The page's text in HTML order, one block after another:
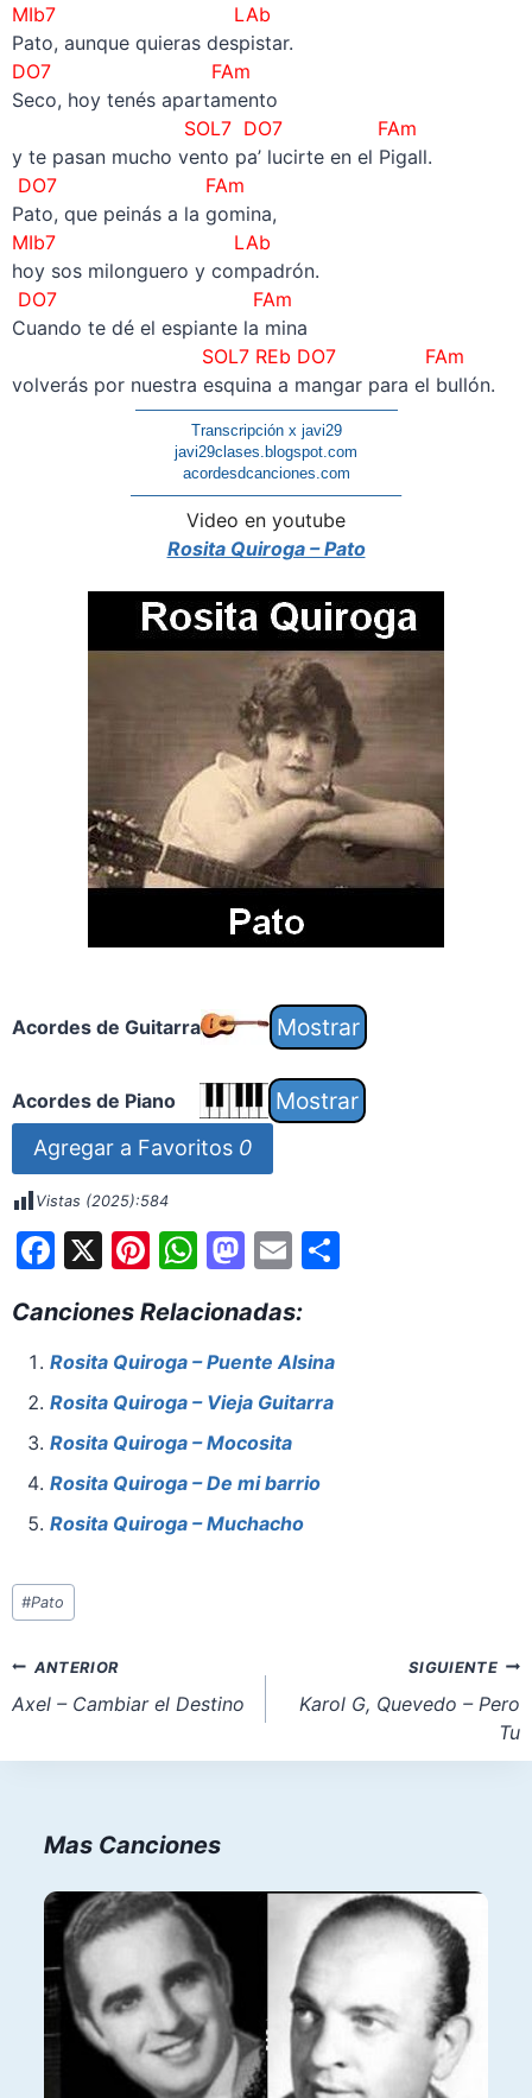
MIb7 LAb
Pato, aunque quieras despistar.
DO7 FAm
Seco, hoy tenés apartamento
SOL7 DO7 FAm
y te pasan mucho vento pa’ lucirte en el Pigall.
DO7 FAm
Pato, que peinás a la gomina,
MIb7 LAb
hoy sos milonguero y compadrón.
DO7 FAm
Cuando te dé el espiante la mina
SOL7 REb DO7 FAm
volverás por nuestra esquina a mangar para el bullón.
—————————————————
Transcripción x javi29
javi29clases.blogspot.com
acordesdcanciones.com
—————————————————–
Video en youtube
Rosita Quiroga – Pato
Acordes de Guitarra
Acordes de Piano
Agregar a Favoritos 0
Vistas (2025):584
F
c
e
b
o
o
k
X Pi
er
e
st
W
at
s
A
p
p
M
st
o
d
o
n
E
ai
l
S
Canciones Relacionadas:
Rosita Quiroga – Puente Alsina
Rosita Quiroga – Vieja Guitarra
Rosita Quiroga – Mocosita
Rosita Quiroga – De mi barrio
Rosita Quiroga – Muchacho
Etiquetas
de
entrada:
#Pato
Navegación
de
ANTERIOR
Axel – Cambiar el Destino
SIGUIENTE
Karol G, Quevedo – Pero
Tu
Mas Canciones